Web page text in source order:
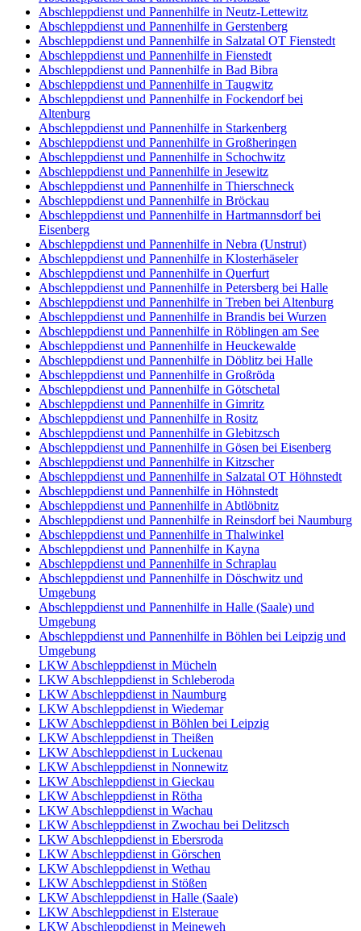
Abschleppdienst und Pannenhilfe in Neutz-Lettewitz
Abschleppdienst und Pannenhilfe in Gerstenberg
Abschleppdienst und Pannenhilfe in Salzatal OT Fienstedt
Abschleppdienst und Pannenhilfe in Fienstedt
Abschleppdienst und Pannenhilfe in Bad Bibra
Abschleppdienst und Pannenhilfe in Taugwitz
Abschleppdienst und Pannenhilfe in Fockendorf bei
Altenburg
Abschleppdienst und Pannenhilfe in Starkenberg
Abschleppdienst und Pannenhilfe in Großheringen
Abschleppdienst und Pannenhilfe in Schochwitz
Abschleppdienst und Pannenhilfe in Jesewitz
Abschleppdienst und Pannenhilfe in Thierschneck
Abschleppdienst und Pannenhilfe in Bröckau
Abschleppdienst und Pannenhilfe in Hartmannsdorf bei
Eisenberg
Abschleppdienst und Pannenhilfe in Nebra (Unstrut)
Abschleppdienst und Pannenhilfe in Klosterhäseler
Abschleppdienst und Pannenhilfe in Querfurt
Abschleppdienst und Pannenhilfe in Petersberg bei Halle
Abschleppdienst und Pannenhilfe in Treben bei Altenburg
Abschleppdienst und Pannenhilfe in Brandis bei Wurzen
Abschleppdienst und Pannenhilfe in Röblingen am See
Abschleppdienst und Pannenhilfe in Heuckewalde
Abschleppdienst und Pannenhilfe in Döblitz bei Halle
Abschleppdienst und Pannenhilfe in Großröda
Abschleppdienst und Pannenhilfe in Götschetal
Abschleppdienst und Pannenhilfe in Gimritz
Abschleppdienst und Pannenhilfe in Rositz
Abschleppdienst und Pannenhilfe in Glebitzsch
Abschleppdienst und Pannenhilfe in Gösen bei Eisenberg
Abschleppdienst und Pannenhilfe in Kitzscher
Abschleppdienst und Pannenhilfe in Salzatal OT Höhnstedt
Abschleppdienst und Pannenhilfe in Höhnstedt
Abschleppdienst und Pannenhilfe in Abtlöbnitz
Abschleppdienst und Pannenhilfe in Reinsdorf bei Naumburg
Abschleppdienst und Pannenhilfe in Thalwinkel
Abschleppdienst und Pannenhilfe in Kayna
Abschleppdienst und Pannenhilfe in Schraplau
Abschleppdienst und Pannenhilfe in Döschwitz und
Umgebung
Abschleppdienst und Pannenhilfe in Halle (Saale) und
Umgebung
Abschleppdienst und Pannenhilfe in Böhlen bei Leipzig und
Umgebung
LKW Abschleppdienst in Mücheln
LKW Abschleppdienst in Schleberoda
LKW Abschleppdienst in Naumburg
LKW Abschleppdienst in Wiedemar
LKW Abschleppdienst in Böhlen bei Leipzig
LKW Abschleppdienst in Theißen
LKW Abschleppdienst in Luckenau
LKW Abschleppdienst in Nonnewitz
LKW Abschleppdienst in Gieckau
LKW Abschleppdienst in Rötha
LKW Abschleppdienst in Wachau
LKW Abschleppdienst in Zwochau bei Delitzsch
LKW Abschleppdienst in Ebersroda
LKW Abschleppdienst in Görschen
LKW Abschleppdienst in Wethau
LKW Abschleppdienst in Stößen
LKW Abschleppdienst in Halle (Saale)
LKW Abschleppdienst in Elsteraue
LKW Abschleppdienst in Meineweh